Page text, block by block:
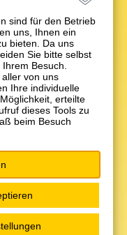
(MVZ)
(APP)
sind für den Betrieb
uns, Ihnen ein
bieten. Da uns
Sie bitte selbst
Besuch.
von uns
Ihre individuelle
erteilte
dieses Tools zu
beim Besuch